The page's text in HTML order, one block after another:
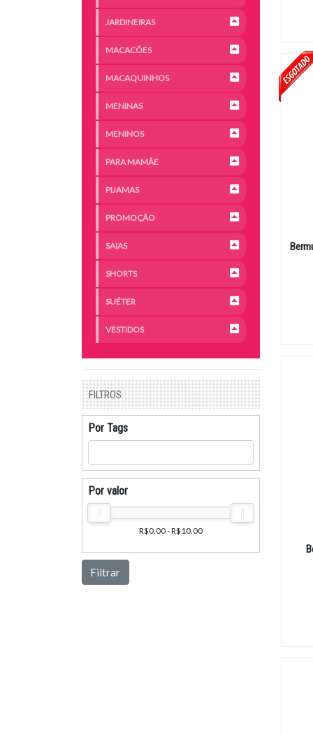
JARDINEIRAS
MACACÕES
MACAQUINHOS
MENINAS
MENINOS
PARA MAMÃE
PIJAMAS
PROMOÇÃO
SAIAS
SHORTS
SUÉTER
VESTIDOS
FILTROS
Por Tags
Por valor
R$0.00 - R$10.00
Filtrar